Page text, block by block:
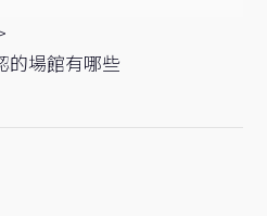
的場館有哪些